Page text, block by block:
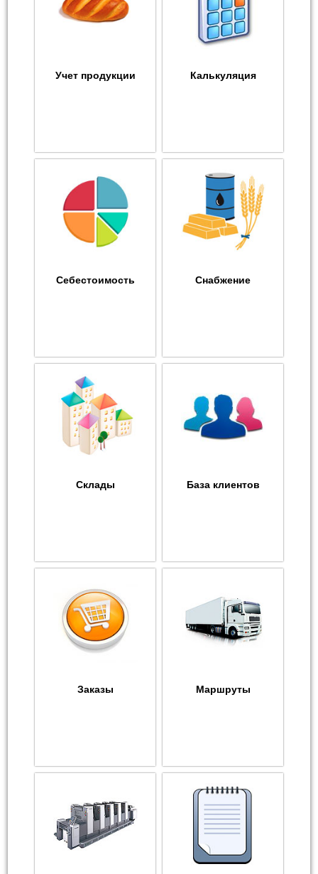
Учет продукции Калькуляция
Себестоимость Снабжение
Склады База клиентов
Заказы Маршруты